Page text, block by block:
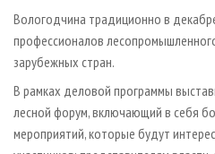
Вологодчина традиционно в
профессионалов
зарубежных стран.
В рамках деловой программы
лесной форум, включающий в себя
мероприятий, которые будут